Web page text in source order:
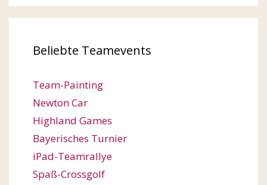
Beliebte Teamevents
Team-Painting
Newton Car
Highland Games
Bayerisches Turnier
iPad-Teamrallye
Spaß-Crossgolf